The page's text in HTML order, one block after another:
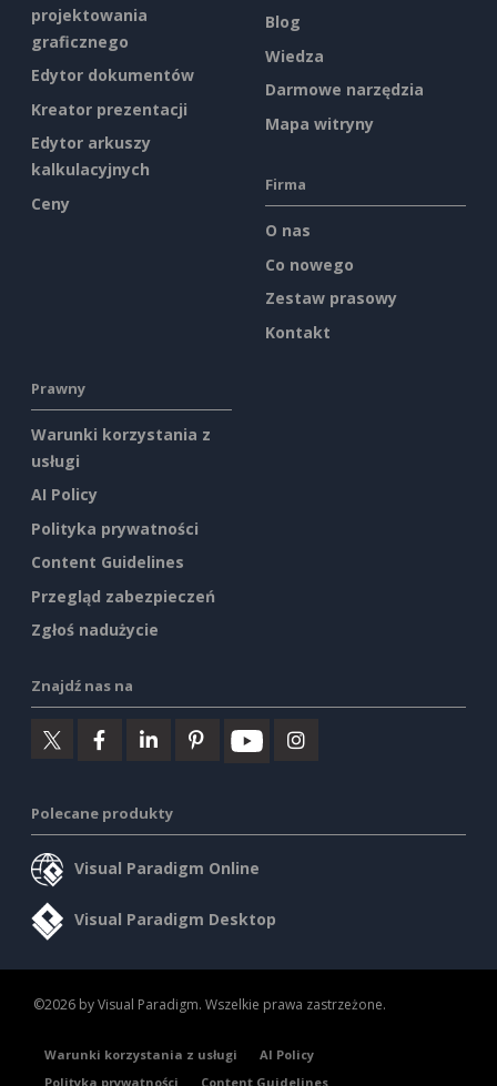
projektowania
graficznego
Edytor dokumentów
Kreator prezentacji
Edytor arkuszy
kalkulacyjnych
Ceny
Blog
Wiedza
Darmowe narzędzia
Mapa witryny
Firma
O nas
Co nowego
Zestaw prasowy
Kontakt
Prawny
Warunki korzystania z
usługi
AI Policy
Polityka prywatności
Content Guidelines
Przegląd zabezpieczeń
Zgłoś nadużycie
Znajdź nas na
Polecane produkty
Visual Paradigm Online
Visual Paradigm Desktop
©2026 by Visual Paradigm. Wszelkie prawa zastrzeżone.
Warunki korzystania z usługi
AI Policy
Polityka prywatności
Content Guidelines